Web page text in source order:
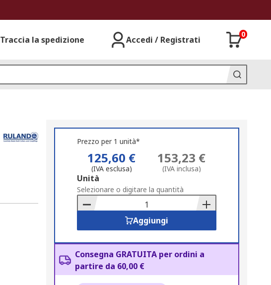
Traccia la spedizione Accedi / Registrati
0
Prezzo per 1 unità*
125,60 €
(IVA esclusa)
153,23 €
(IVA inclusa)
Add
to
Basket
Unità
Selezionare o digitare la quantità
Aggiungi
Consegna GRATUITA per ordini a
partire da 60,00 €